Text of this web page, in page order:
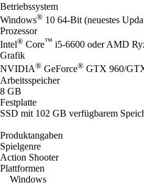
Betriebssystem
Windows® 10 64-Bit (neuestes
Prozessor
Intel® Core™ i5-6600 oder AMD
Grafik
NVIDIA® GeForce® GTX 960/
Arbeitsspeicher
8 GB
Festplatte
SSD mit 102 GB verfügbarem
Produktangaben
Spielgenre
Action Shooter
Plattformen
Windows